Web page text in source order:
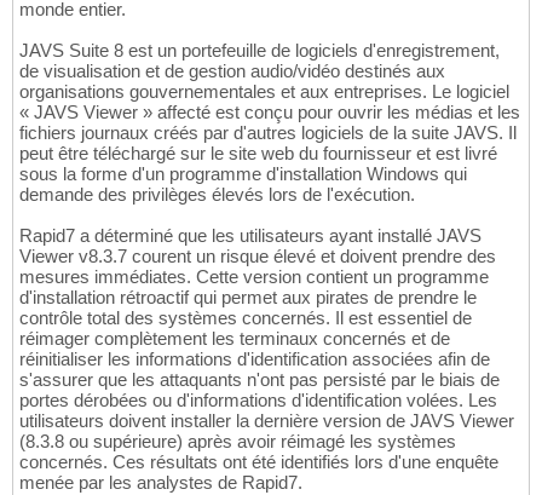
monde entier.
JAVS Suite 8 est un portefeuille de logiciels d'enregistrement,
de visualisation et de gestion audio/vidéo destinés aux
organisations gouvernementales et aux entreprises. Le logiciel
« JAVS Viewer » affecté est conçu pour ouvrir les médias et les
fichiers journaux créés par d'autres logiciels de la suite JAVS. Il
peut être téléchargé sur le site web du fournisseur et est livré
sous la forme d'un programme d'installation Windows qui
demande des privilèges élevés lors de l'exécution.
Rapid7 a déterminé que les utilisateurs ayant installé JAVS
Viewer v8.3.7 courent un risque élevé et doivent prendre des
mesures immédiates. Cette version contient un programme
d'installation rétroactif qui permet aux pirates de prendre le
contrôle total des systèmes concernés. Il est essentiel de
réimager complètement les terminaux concernés et de
réinitialiser les informations d'identification associées afin de
s'assurer que les attaquants n'ont pas persisté par le biais de
portes dérobées ou d'informations d'identification volées. Les
utilisateurs doivent installer la dernière version de JAVS Viewer
(8.3.8 ou supérieure) après avoir réimagé les systèmes
concernés. Ces résultats ont été identifiés lors d'une enquête
menée par les analystes de Rapid7.